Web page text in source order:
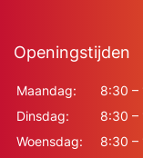
Openingstijden
Maandag:
8:30 –
Dinsdag:
8:30 –
Woensdag:
8:30 –